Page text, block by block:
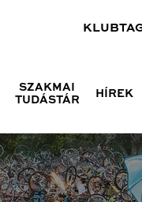
SZAKMAI
TUDÁSTÁR
HÍREK